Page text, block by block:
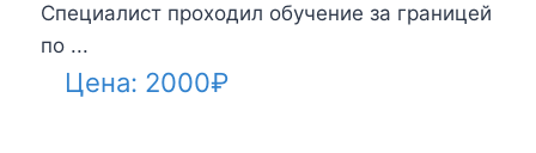
Специалист проходил обучение за границей
по ...
Цена: 2000₽